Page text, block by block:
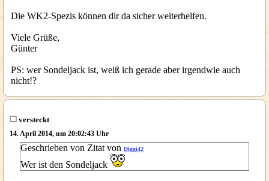
Die WK2-Spezis können dir da sicher weiterhelfen.
Viele Grüße,
Günter
PS: wer Sondeljack ist, weiß ich gerade aber irgendwie auch
nicht!?
versteckt
14. April 2014, um 20:02:43 Uhr
Geschrieben von Zitat von Diggi42
Wer ist den Sondeljack